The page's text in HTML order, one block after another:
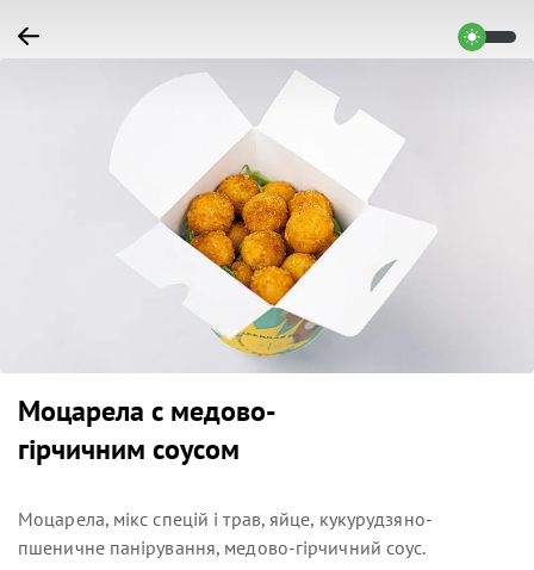
Моцарела с медово-
гірчичним соусом
Моцарела, мікс спецій і трав, яйце, кукурудзяно-
пшеничне панірування, медово-гірчичний соус.